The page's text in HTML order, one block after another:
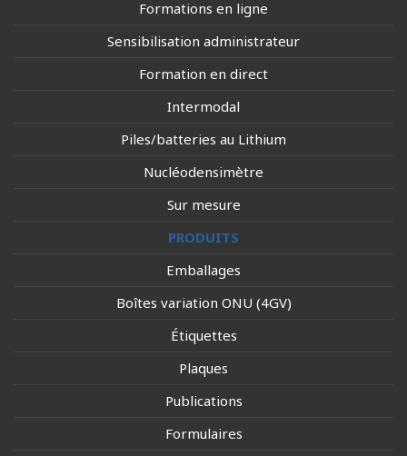
Formations en ligne
Sensibilisation administrateur
Formation en direct
Intermodal
Piles/batteries au Lithium
Nucléodensimètre
Sur mesure
PRODUITS
Emballages
Boîtes variation ONU (4GV)
Étiquettes
Plaques
Publications
Formulaires